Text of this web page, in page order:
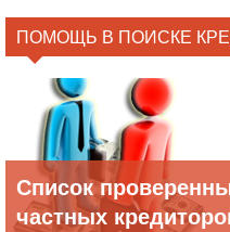
ПОМОЩЬ В ПОИСКЕ
Список
частных